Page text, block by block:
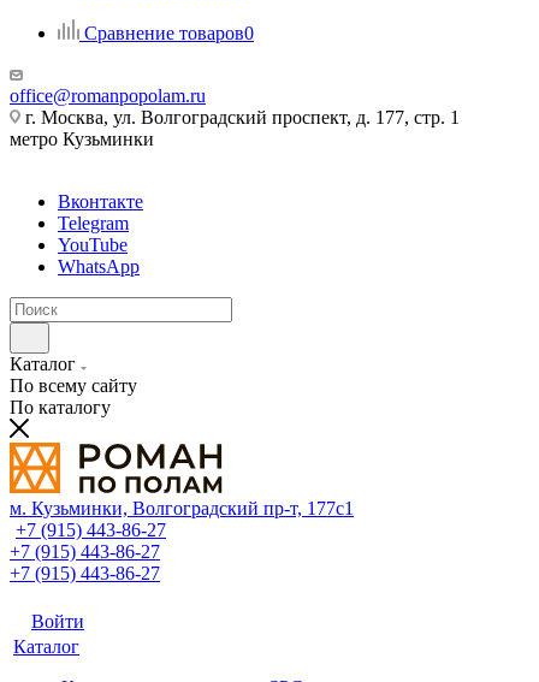
Сравнение товаров0
office@romanpopolam.ru
г. Москва, ул. Волгоградский проспект, д. 177, стр. 1
метро Кузьминки
Вконтакте
Telegram
YouTube
WhatsApp
Каталог
По всему сайту
По каталогу
м. Кузьминки, Волгоградский пр‑т, 177с1
+7 (915) 443-86-27
+7 (915) 443-86-27
+7 (915) 443-86-27
Войти
Каталог